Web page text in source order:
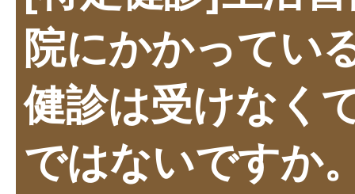
院にかかってい
健診は受けなく
ではないですか